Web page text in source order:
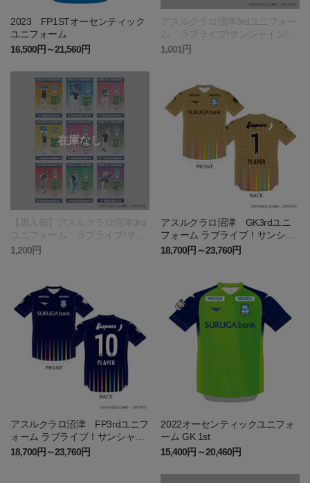
2023 FP1STオーセンティック
ユニフォーム
16,500円～21,560円
アスルクラロ沼津3rdユニフォー
ム ラブライブ!サンシャイン!!
エディション アクリルキーホ
1,001円
【再入荷】アスルクラロ沼津3rd
ユニフォーム ラブライブ!サン
シャイン!!エディション アクリ
1,200円
アスルクラロ沼津 GK3rdユニ
フォーム ラブライブ！サンシャ
イン!!エディション
18,700円～23,760円
アスルクラロ沼津 FP3rdユニフ
ォーム ラブライブ！サンシャイ
ン!!エディション
18,700円～23,760円
2022オーセンティックユニフォ
ーム GK 1st
15,400円～20,460円